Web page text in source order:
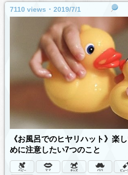
7110 views ･ 2019/7/1
《お風呂でのヒヤリハット》楽
めに注意したい7つのこと